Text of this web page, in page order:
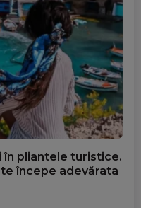
în pliantele turistice.
începe adevărata